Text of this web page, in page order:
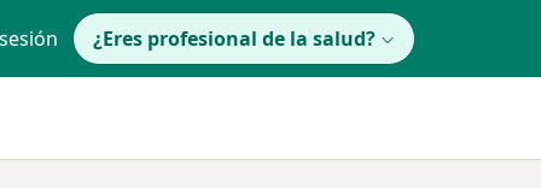
¿Eres profesional de la salud?